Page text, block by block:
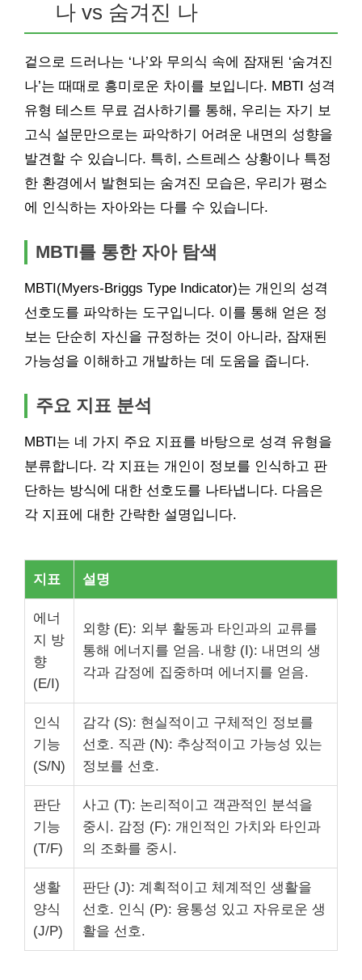
나 vs 숨겨진 나
겉으로 드러나는 ‘나’와 무의식 속에 잠재된 ‘숨겨진
나’는 때때로 흥미로운 차이를 보입니다. MBTI 성격
유형 테스트 무료 검사하기를 통해, 우리는 자기 보
고식 설문만으로는 파악하기 어려운 내면의 성향을
발견할 수 있습니다. 특히, 스트레스 상황이나 특정
한 환경에서 발현되는 숨겨진 모습은, 우리가 평소
에 인식하는 자아와는 다를 수 있습니다.
MBTI를 통한 자아 탐색
MBTI(Myers-Briggs Type Indicator)는 개인의 성격
선호도를 파악하는 도구입니다. 이를 통해 얻은 정
보는 단순히 자신을 규정하는 것이 아니라, 잠재된
가능성을 이해하고 개발하는 데 도움을 줍니다.
주요 지표 분석
MBTI는 네 가지 주요 지표를 바탕으로 성격 유형을
분류합니다. 각 지표는 개인이 정보를 인식하고 판
단하는 방식에 대한 선호도를 나타냅니다. 다음은
각 지표에 대한 간략한 설명입니다.
지표 설명
에너
지 방
향
(E/I)
외향 (E): 외부 활동과 타인과의 교류를
통해 에너지를 얻음. 내향 (I): 내면의 생
각과 감정에 집중하며 에너지를 얻음.
인식
기능
(S/N)
감각 (S): 현실적이고 구체적인 정보를
선호. 직관 (N): 추상적이고 가능성 있는
정보를 선호.
판단
기능
(T/F)
사고 (T): 논리적이고 객관적인 분석을
중시. 감정 (F): 개인적인 가치와 타인과
의 조화를 중시.
생활
양식
(J/P)
판단 (J): 계획적이고 체계적인 생활을
선호. 인식 (P): 융통성 있고 자유로운 생
활을 선호.